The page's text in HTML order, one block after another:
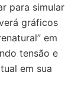
para simular
gráficos
em
tensão e
em sua